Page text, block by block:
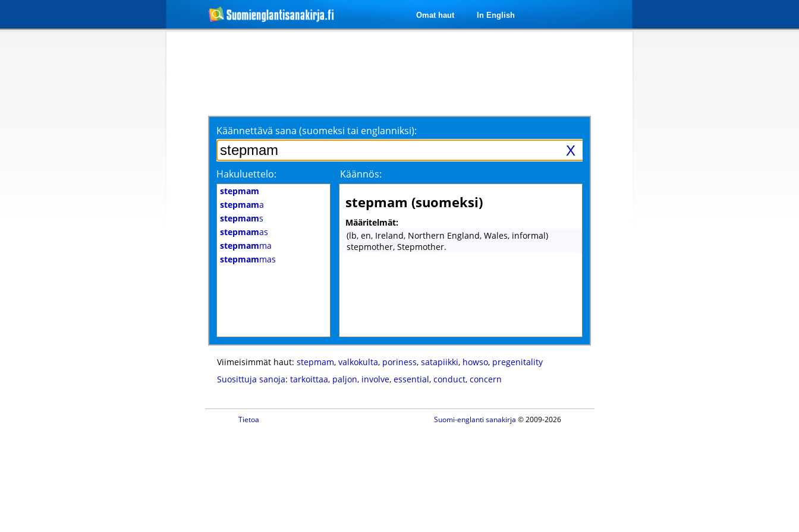
Omat haut In English
Käännettävä sana (suomeksi tai englanniksi):
X
Hakuluettelo: Käännös:
stepmam
stepmama
stepmams
stepmamas
stepmamma
stepmammas
stepmam (suomeksi)
Määritelmät:
(lb, en, Ireland, Northern England, Wales, informal)
stepmother, Stepmother.
Viimeisimmät haut: stepmam, valkokulta, poriness, satapiikki, howso, pregenitality
Suosittuja sanoja: tarkoittaa, paljon, involve, essential, conduct, concern
Tietoa Suomi-englanti sanakirja © 2009-2026